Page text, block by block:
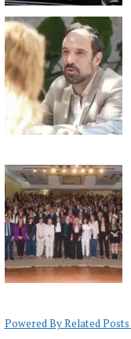
Powered By Related